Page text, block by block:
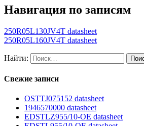
Навигация по записям
250R05L130JV4T datasheet
250R05L160JV4T datasheet
Найти:
Свежие записи
OSTTJ075152 datasheet
1946570000 datasheet
EDSTLZ955/10-OE datasheet